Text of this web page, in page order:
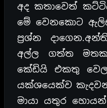
අද කතාවෙත්
මේ වෙනකොට
ප්‍රශ්න
අල්ල ගත්ත මතක
කේඩියි එකතු
යක්ශයෙක්ව
මායා යතුර